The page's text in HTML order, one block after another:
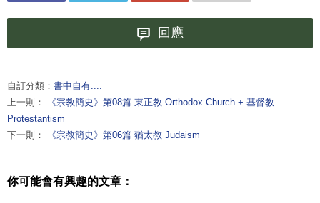
回應
自訂分類： 書中自有....
上一則：
《宗教簡史》第08篇 東正教 Orthodox Church + 基督教
Protestantism
下一則：
《宗教簡史》第06篇 猶太教 Judaism
你可能會有興趣的文章：